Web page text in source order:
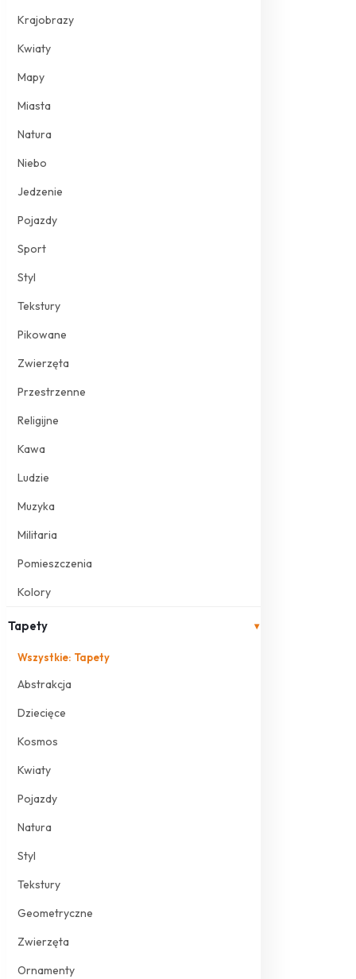
Krajobrazy
Kwiaty
Mapy
Miasta
Natura
Niebo
Jedzenie
Pojazdy
Sport
Styl
Tekstury
Pikowane
Zwierzęta
Przestrzenne
Religijne
Kawa
Ludzie
Muzyka
Militaria
Pomieszczenia
Kolory
Tapety ▾
Wszystkie: Tapety
Abstrakcja
Dziecięce
Kosmos
Kwiaty
Pojazdy
Natura
Styl
Tekstury
Geometryczne
Zwierzęta
Ornamenty